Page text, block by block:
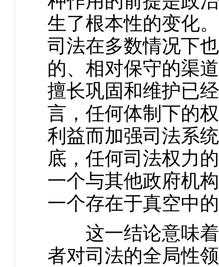
生了根本性的变化
司法在多数情况下
的、相对保守的渠
擅长巩固和维护已
言，任何体制下的
利益而加强司法系
底，任何司法权力
一个与其他政府机
一个存在于真空中
这一结论意味着
者对司法的全局性